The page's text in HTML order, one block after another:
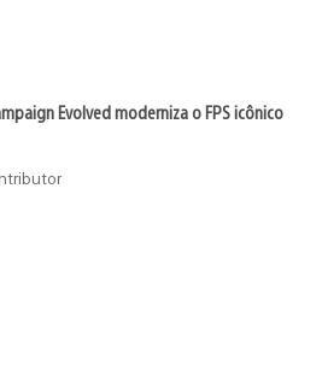
Evolved moderniza o FPS icônico